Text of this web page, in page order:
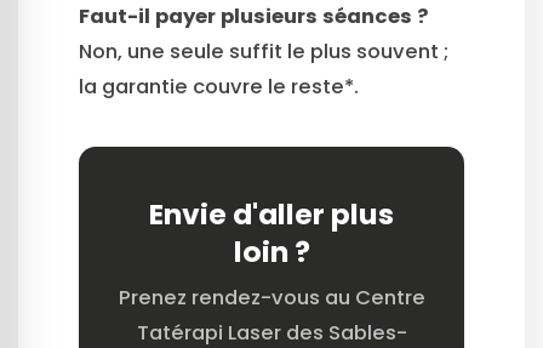
Faut-il payer plusieurs séances ?
Non, une seule suffit le plus souvent ;
la garantie couvre le reste*.
Envie d'aller plus
loin ?
Prenez rendez-vous au Centre
Tatérapi Laser des Sables-